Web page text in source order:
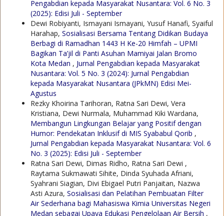
Pengabdian kepada Masyarakat Nusantara: Vol. 6 No. 3
(2025): Edisi Juli - September
Dewi Robiyanti, Ismayani Ismayani, Yusuf Hanafi, Syaiful
Harahap, Sosialisasi Bersama Tentang Didikan Budaya
Berbagi di Ramadhan 1443 H Ke-20 Himfah – UPMI
Bagikan Ta’jil di Panti Asuhan Mamiyai Jalan Bromo
Kota Medan , Jurnal Pengabdian kepada Masyarakat
Nusantara: Vol. 5 No. 3 (2024): Jurnal Pengabdian
kepada Masyarakat Nusantara (JPkMN) Edisi Mei-
Agustus
Rezky Khoirina Tarihoran, Ratna Sari Dewi, Vera
Kristiana, Dewi Nurmala, Muhammad Kiki Wardana,
Membangun Lingkungan Belajar yang Positif dengan
Humor: Pendekatan Inklusif di MIS Syababul Qorib ,
Jurnal Pengabdian kepada Masyarakat Nusantara: Vol. 6
No. 3 (2025): Edisi Juli - September
Ratna Sari Dewi, Dimas Ridho, Ratna Sari Dewi ,
Raytama Sukmawati Sihite, Dinda Syuhada Afriani,
Syahrani Siagian, Divi Ebigael Putri Panjaitan, Nazwa
Asti Azura, Sosialisasi dan Pelatihan Pembuatan Filter
Air Sederhana bagi Mahasiswa Kimia Universitas Negeri
Medan sebagai Upaya Edukasi Pengelolaan Air Bersih ,